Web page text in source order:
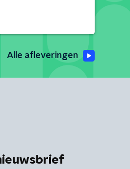
Alle afleveringen